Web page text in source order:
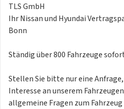
TLS GmbH
Ihr Nissan und Hyundai
Bonn
Ständig über 800 Fahrzeuge
Stellen Sie bitte nur eine
Interesse an unserem
allgemeine Fragen zum